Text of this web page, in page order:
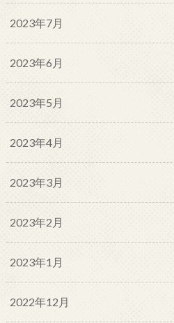
2023年7月
2023年6月
2023年5月
2023年4月
2023年3月
2023年2月
2023年1月
2022年12月